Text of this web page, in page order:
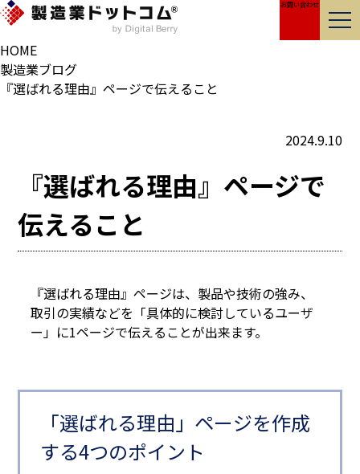
お問い合わせ
HOME
製造業ブログ
『選ばれる理由』ページで伝えること
2024.9.10
『選ばれる理由』ページで
伝えること
『選ばれる理由』ページは、製品や技術の強み、
取引の実績などを「具体的に検討しているユーザ
ー」に1ページで伝えることが出来ます。
「選ばれる理由」ページを作成
する4つのポイント